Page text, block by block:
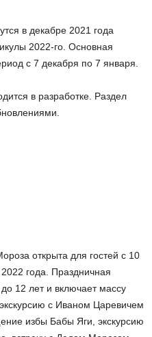
в декабре 2021 года
2022-го. Основная
с 7 декабря по 7 января.
в разработке. Раздел
открыта для гостей с 10
года. Праздничная
12 лет и включает массу
с Иваном Царевичем
избы Бабы Яги, экскурсию